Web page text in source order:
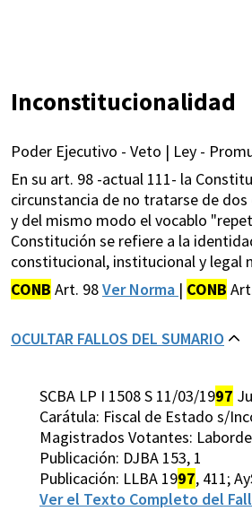
Inconstitucionalidad
Poder Ejecutivo - Veto | Ley -
En su art. 98 -actual 111- la
circunstancia de no tratarse de
y del mismo modo el vocablo
Constitución se refiere a la
constitucional, institucional y legal
CONB Art. 98Ver Norma | CONB
OCULTAR FALLOS DEL SUMARIO
SCBA LP I 1508 S 11/03/1997
Carátula: Fiscal de Estado s/
Magistrados Votantes:
Publicación: DJBA 153, 1
Publicación: LLBA 1997, 411;
Ver el Texto Completo del